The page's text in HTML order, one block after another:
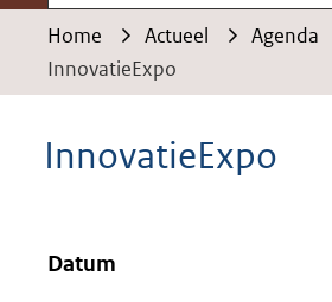
Home Actueel
Agenda
InnovatieExpo
InnovatieExpo
Datum